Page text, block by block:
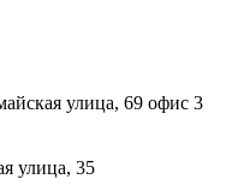
улица, 69 офис 3
улица, 35